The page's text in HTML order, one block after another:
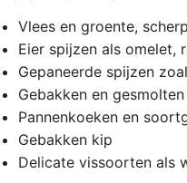
Vlees en groente,
Eier spijzen als omelet,
Gepaneerde spijzen
Gebakken en
Pannenkoeken en
Gebakken kip
Delicate vissoorten als